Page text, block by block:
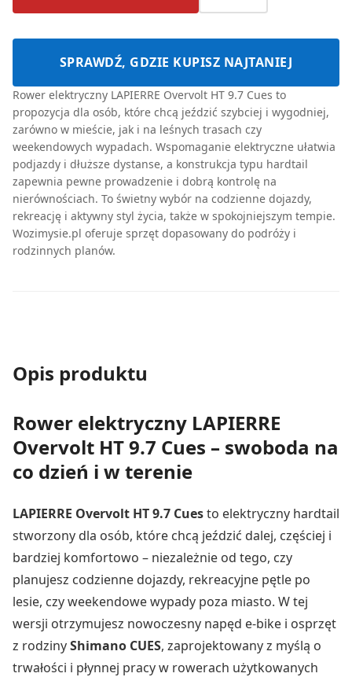
SPRAWDŹ, GDZIE KUPISZ NAJTANIEJ
Rower elektryczny LAPIERRE Overvolt HT 9.7 Cues to
propozycja dla osób, które chcą jeździć szybciej i wygodniej,
zarówno w mieście, jak i na leśnych trasach czy
weekendowych wypadach. Wspomaganie elektryczne ułatwia
podjazdy i dłuższe dystanse, a konstrukcja typu hardtail
zapewnia pewne prowadzenie i dobrą kontrolę na
nierównościach. To świetny wybór na codzienne dojazdy,
rekreację i aktywny styl życia, także w spokojniejszym tempie.
Wozimysie.pl oferuje sprzęt dopasowany do podróży i
rodzinnych planów.
Opis produktu
Rower elektryczny LAPIERRE
Overvolt HT 9.7 Cues – swoboda na
co dzień i w terenie
LAPIERRE Overvolt HT 9.7 Cuesto elektryczny hardtail
stworzony dla osób, które chcą jeździć dalej, częściej i
bardziej komfortowo – niezależnie od tego, czy
planujesz codzienne dojazdy, rekreacyjne pętle po
lesie, czy weekendowe wypady poza miasto. W tej
wersji otrzymujesz nowoczesny napęd e-bike i osprzęt
z rodzinyShimano CUES, zaprojektowany z myślą o
trwałości i płynnej pracy w rowerach użytkowanych